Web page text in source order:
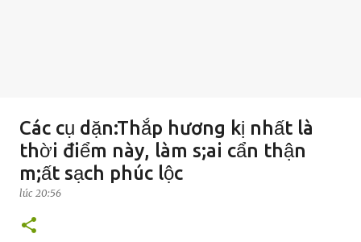
Các cụ dặn:Thắp hương kị nhất là
thời điểm này, làm s;ai cẩn thận
m;ất sạch phúc lộc
lúc 20:56